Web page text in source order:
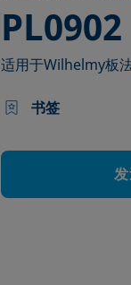
PL0902
–
适用于Wilhelmy板
书签